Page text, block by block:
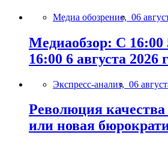
Медиа обозрение, 06
Медиаобзор: С 16:00
16:00 6 августа 2026
Экспресс-анализ, 06
Революция
или новая